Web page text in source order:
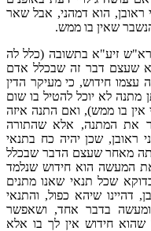
ראובן, הוא דמהני, אבל שאר
שאין בו ממש.
זיע"א בתשובה (כלל לה
שעצם דבר זה שבכלל אדם
עצמו חידוש, כי מעיקר הדין
מתנה לא יוכל להטיל בו שום
אין בו ממש), ואם התנה איזה
את המתנה, אלא שהתורה
ראובן, שכן יהיה כח בתנאי
מאחר שעצם הדבר שבכלל
המעשה הוא חידוש שנלמד
שכל תנאי שאנו מתנים
דהיינו שיהא כפול, והתנאי
ומעשה בדבר אחד, ושאפשר
חידוש אין לך בו אלא